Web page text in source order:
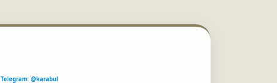
Telegram: @karabul